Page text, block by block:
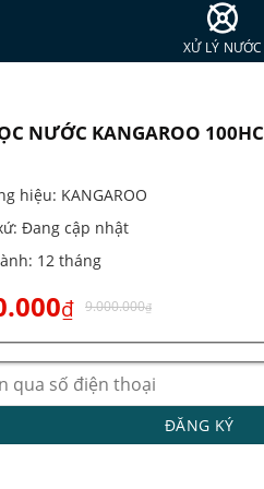
XỬ LÝ NƯỚC
NƯỚC KANGAROO 100HC
hiệu: KANGAROO
Đang cập nhật
12 tháng
₫ 9.000.000₫